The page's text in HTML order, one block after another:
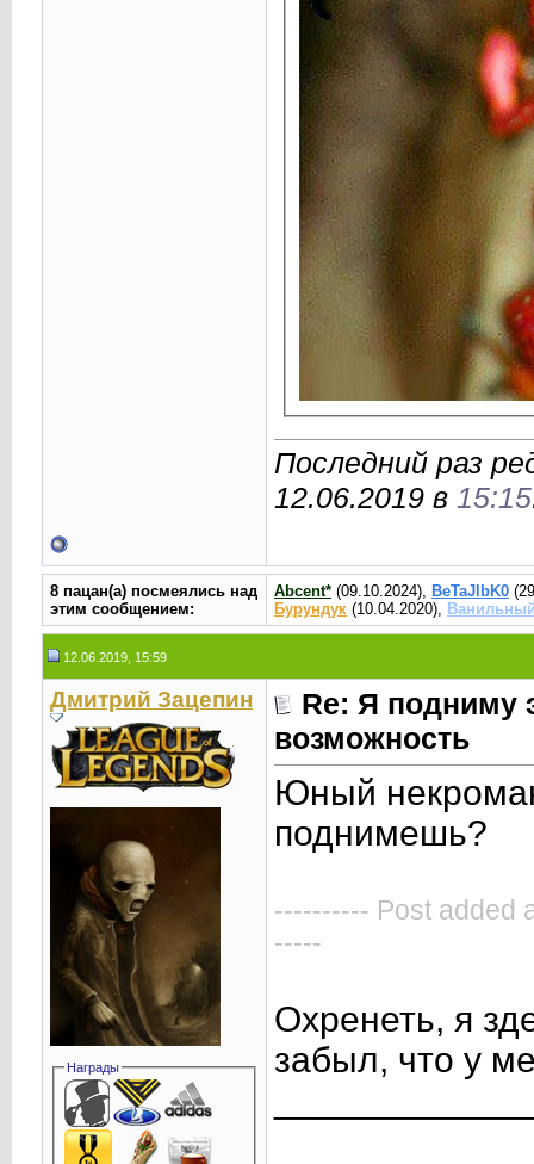
Последний раз
12.06.2019 в 15:15
8 пацан(а) посмеялись над
этим сообщением:
Abcent*(09.10.2024), BeTaJlbK0
Бурундук(10.04.2020),
12.06.2019, 15:59
Дмитрий Зацепин
Награды
Re: Я подниму
возможность
Юный
поднимешь?
---------- Post added
-----
Охренеть, я
забыл, что у